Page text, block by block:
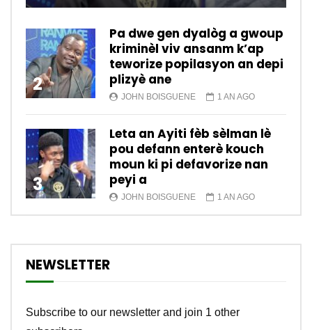
2
Pa dwe gen dyalòg a gwoup
kriminèl viv ansanm k’ap
teworize popilasyon an depi
plizyè ane
JOHN BOISGUENE 1 AN AGO
3
Leta an Ayiti fèb sèlman lè
pou defann enterè kouch
moun ki pi defavorize nan
peyi a
JOHN BOISGUENE 1 AN AGO
NEWSLETTER
Subscribe to our newsletter and join 1 other